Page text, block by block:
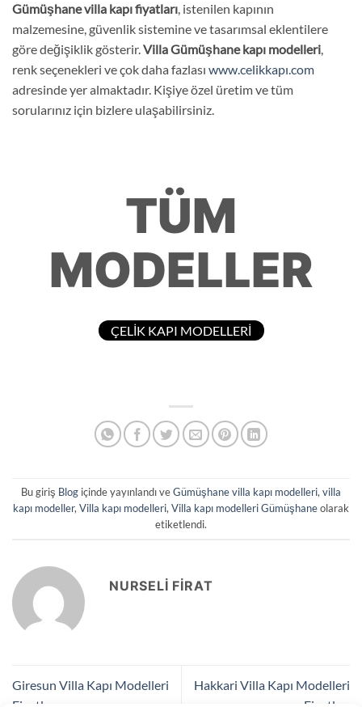
Gümüşhanevilla kapı fiyatları, istenilen kapının
malzemesine, güvenlik sistemine ve tasarımsal eklentilere
göre değişiklik gösterir.VillaGümüşhanekapı modelleri,
renk seçenekleri ve çok daha fazlası www.celikkapı.com
adresinde yer almaktadır. Kişiye özel üretim ve tüm
sorularınız için bizlere ulaşabilirsiniz.
TÜM
MODELLER
ÇELİK KAPI MODELLERİ
Bu giriş Blog içinde yayınlandı veGümüşhane villa kapı modelleri, villa
kapı modeller, Villa kapı modelleri, Villa kapı modelleri Gümüşhaneolarak
etiketlendi.
NURSELI FIRAT
Giresun Villa Kapı Modelleri
Hakkari Villa Kapı Modelleri